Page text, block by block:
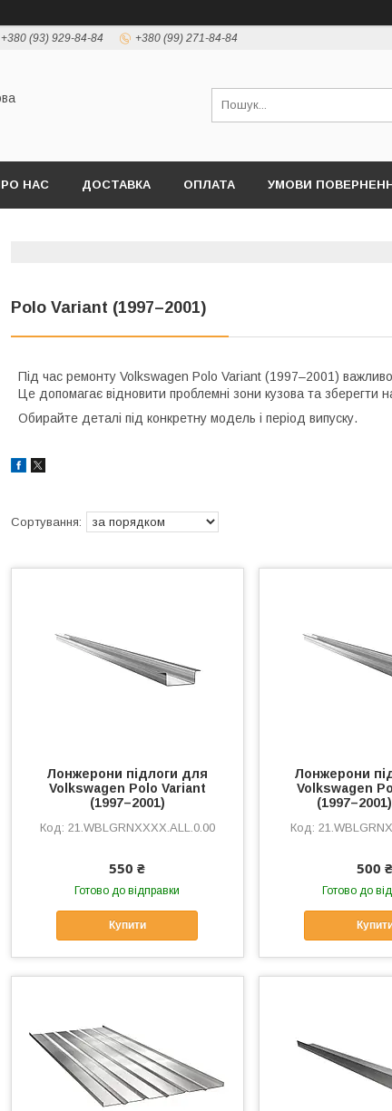
+380 (93) 929-84-84 +380 (99) 271-84-84
НАС ДОСТАВКА ОПЛАТА УМОВИ
Polo Variant (1997–2001)
Під час ремонту Volkswagen Polo Variant (1997–2001) важливо
Це допомагає відновити проблемні зони кузова та зберегти
Обирайте деталі під конкретну модель і період випуску.
Лонжерони підлоги для
Volkswagen Polo Variant
(1997–2001)
21.WBLGRNXXXX.ALL.0.00
550 ₴
Готово до відправки
Купити
Лонжерони
Volkswagen
500 ₴
Готово до